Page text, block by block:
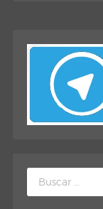
Buscar: